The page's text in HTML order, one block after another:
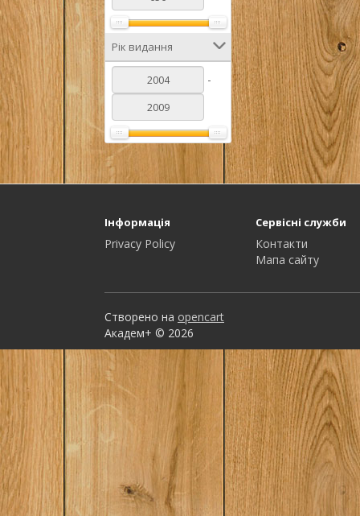
Рік видання
-
Інформація
Privacy Policy
Сервісні служби
Контакти
Мапа сайту
Створено на opencart
Академ+ © 2026